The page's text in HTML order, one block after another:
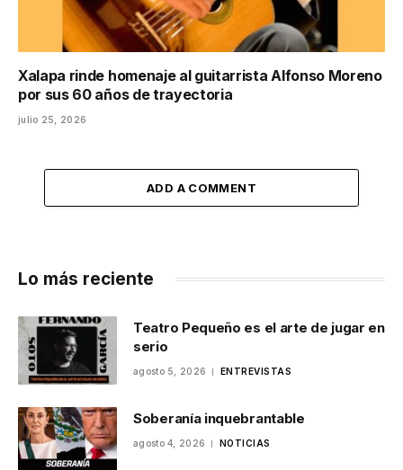
Xalapa rinde homenaje al guitarrista Alfonso Moreno
por sus 60 años de trayectoria
julio 25, 2026
ADD A COMMENT
Lo más reciente
Teatro Pequeño es el arte de jugar en
serio
agosto 5, 2026 ENTREVISTAS
Soberanía inquebrantable
agosto 4, 2026 NOTICIAS